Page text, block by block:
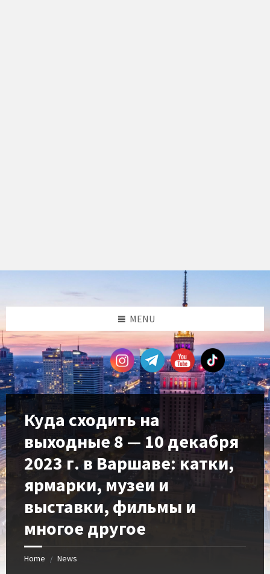
sidebar
sidebar
MENU
Куда сходить на
выходные 8 — 10 декабря
2023 г. в Варшаве: катки,
ярмарки, музеи и
выставки, фильмы и
многое другое
Home / News